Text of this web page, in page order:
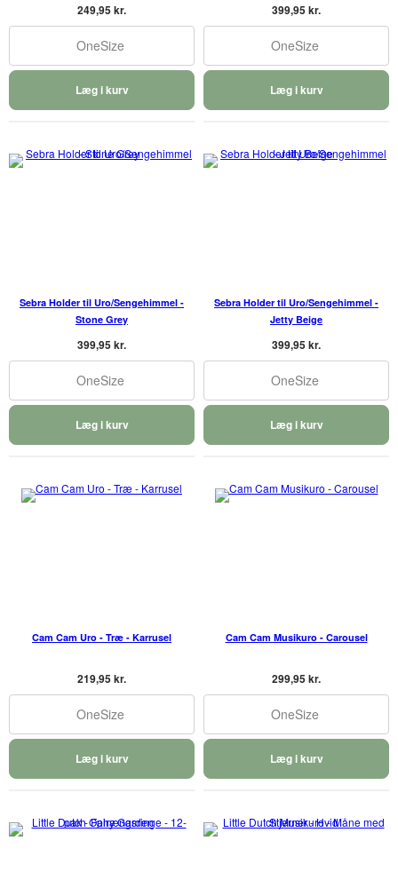
249,95 kr.
OneSize
Læg i kurv
399,95 kr.
OneSize
Læg i kurv
Sebra Holder til Uro/Sengehimmel -
Stone Grey
399,95 kr.
OneSize
Læg i kurv
Sebra Holder til Uro/Sengehimmel -
Jetty Beige
399,95 kr.
OneSize
Læg i kurv
Cam Cam Uro - Træ - Karrusel
219,95 kr.
OneSize
Læg i kurv
Cam Cam Musikuro - Carousel
299,95 kr.
OneSize
Læg i kurv